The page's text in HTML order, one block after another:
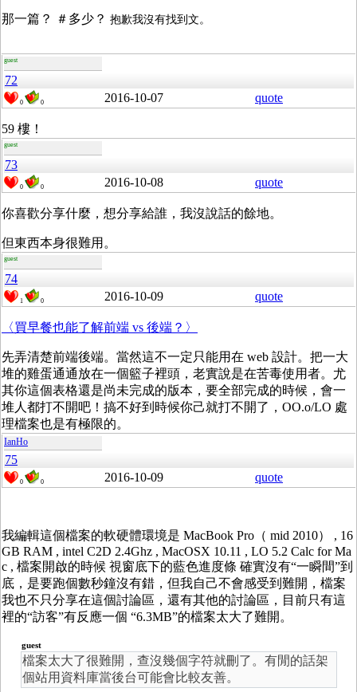
那一篇？ ＃多少？ 抱歉我沒有找到文。
guest
72
0 0 2016-10-07 quote
59 樓！
guest
73
0 0 2016-10-08 quote
你喜歡分享什麼，想分享給誰，我沒說話的餘地。
但東西本身很難用。
guest
74
1 0 2016-10-09 quote
〈買早餐也能了解前端 vs 後端？〉
先弄清楚前端後端。當然這不一定只能用在 web 設計。把一大
堆的雞蛋通通放在一個籃子裡頭，老實說是在苦毒使用者。尤
其你這個表格還是尚未完成的版本，要全部完成的時候，會一
堆人都打不開吧！搞不好到時候你己就打不開了，OO.o/LO 處
理檔案也是有極限的。
IanHo
75
0 0 2016-10-09 quote
我編輯這個檔案的軟硬體環境是 MacBook Pro（ mid 2010） , 16
GB RAM , intel C2D 2.4Ghz , MacOSX 10.11 , LO 5.2 Calc for Ma
c , 檔案開啟的時候 視窗底下的藍色進度條 確實沒有“一瞬間”到
底，是要跑個數秒鐘沒有錯，但我自己不會感受到難開，檔案
我也不只分享在這個討論區，還有其他的討論區，目前只有這
裡的“訪客”有反應一個 “6.3MB”的檔案太大了難開。
guest
檔案太大了很難開，查沒幾個字符就刪了。有閒的話架
個站用資料庫當後台可能會比較友善。